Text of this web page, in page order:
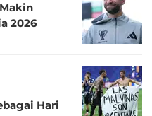
2026
Hari